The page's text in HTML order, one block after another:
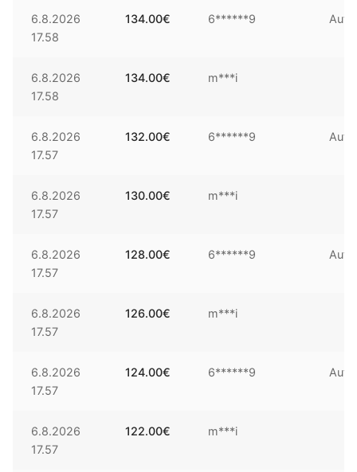
6.8.2026
17.58
134.00€ 6******9 Auto
6.8.2026
17.58
134.00€ m***i
6.8.2026
17.57
132.00€ 6******9 Auto
6.8.2026
17.57
130.00€ m***i
6.8.2026
17.57
128.00€ 6******9 Auto
6.8.2026
17.57
126.00€ m***i
6.8.2026
17.57
124.00€ 6******9 Auto
6.8.2026
17.57
122.00€ m***i